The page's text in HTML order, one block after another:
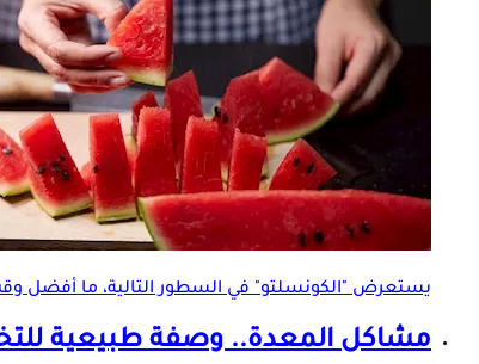
يستعرض "الكونسلتو" في السطور التالية، ما أفضل
مشاكل المعدة.. وصفة طبيعية